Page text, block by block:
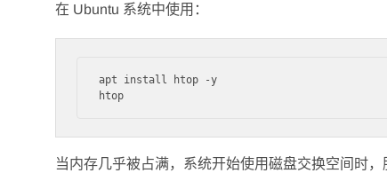
在 Ubuntu 系统中使用：
apt install htop -y
当内存几乎被占满，系统开始使用磁盘交换空间时